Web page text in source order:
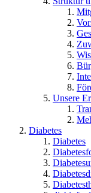
Unsere
Diabetes
Diabetes